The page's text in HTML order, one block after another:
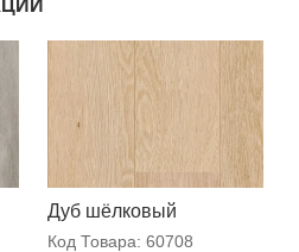
Дуб шёлковый
Код Товара: 60708